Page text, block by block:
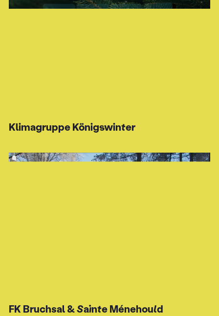
Klimagruppe Königswinter
FK Bruchsal & Sainte Ménehould